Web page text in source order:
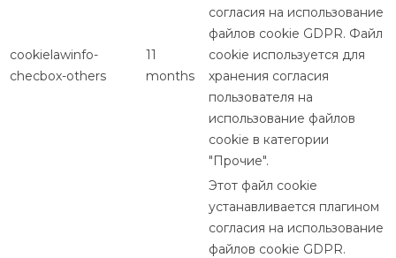
cookielawinfo-
checbox-others
11
months
согласия на использование
файлов cookie GDPR. Файл
cookie используется для
хранения согласия
пользователя на
использование файлов
cookie в категории
"Прочие".
Этот файл cookie
устанавливается плагином
согласия на использование
файлов cookie GDPR.